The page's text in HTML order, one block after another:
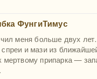
ФунгиТимус
меня больше двух лет.
и мази из
припарка —